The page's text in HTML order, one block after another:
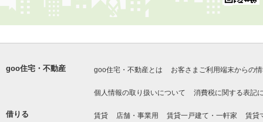
goo住宅・不動産 goo住宅・不動産とは お客さまご利用端末からの
個人情報の取り扱いについて 消費税に関する表記
借りる 賃貸 店舗・事業用 賃貸一戸建て・一軒家 賃貸